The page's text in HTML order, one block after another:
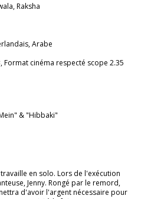
Raksha
Arabe
cinéma respecté scope 2.35
& "Hibbaki"
en solo. Lors de l'exécution
Jenny. Rongé par le remord,
d'avoir l'argent nécessaire pour